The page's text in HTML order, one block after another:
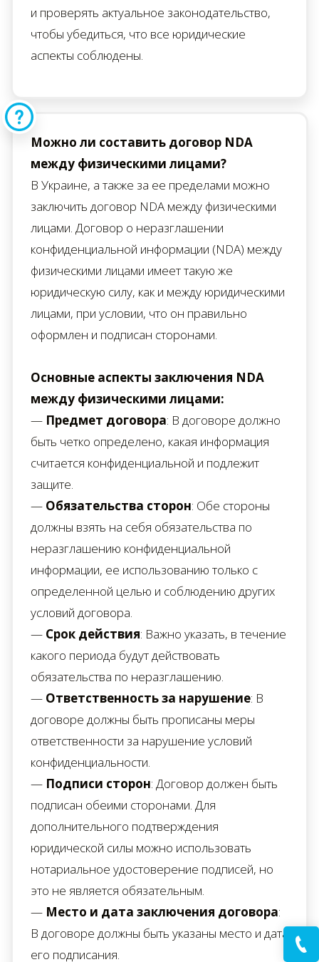
и проверять актуальное законодательство,
чтобы убедиться, что все юридические
аспекты соблюдены.
Можно ли составить договор NDA
между физическими лицами?
В Украине, а также за ее пределами можно
заключить договор NDA между физическими
лицами. Договор о неразглашении
конфиденциальной информации (NDA) между
физическими лицами имеет такую же
юридическую силу, как и между юридическими
лицами, при условии, что он правильно
оформлен и подписан сторонами.
Основные аспекты заключения NDA
между физическими лицами:
— Предмет договора: В договоре должно
быть четко определено, какая информация
считается конфиденциальной и подлежит
защите.
— Обязательства сторон: Обе стороны
должны взять на себя обязательства по
неразглашению конфиденциальной
информации, ее использованию только с
определенной целью и соблюдению других
условий договора.
— Срок действия: Важно указать, в течение
какого периода будут действовать
обязательства по неразглашению.
— Ответственность за нарушение: В
договоре должны быть прописаны меры
ответственности за нарушение условий
конфиденциальности.
— Подписи сторон: Договор должен быть
подписан обеими сторонами. Для
дополнительного подтверждения
юридической силы можно использовать
нотариальное удостоверение подписей, но
это не является обязательным.
— Место и дата заключения договора:
В договоре должны быть указаны место и дата
его подписания.